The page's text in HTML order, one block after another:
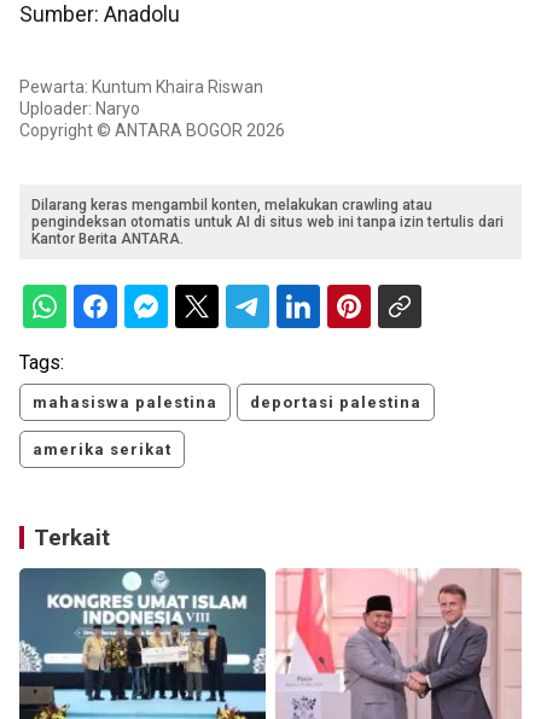
Sumber: Anadolu
Pewarta: Kuntum Khaira Riswan
Uploader: Naryo
Copyright © ANTARA BOGOR 2026
Dilarang keras mengambil konten, melakukan crawling atau
pengindeksan otomatis untuk AI di situs web ini tanpa izin tertulis dari
Kantor Berita ANTARA.
Tags:
mahasiswa palestina deportasi palestina
amerika serikat
Terkait